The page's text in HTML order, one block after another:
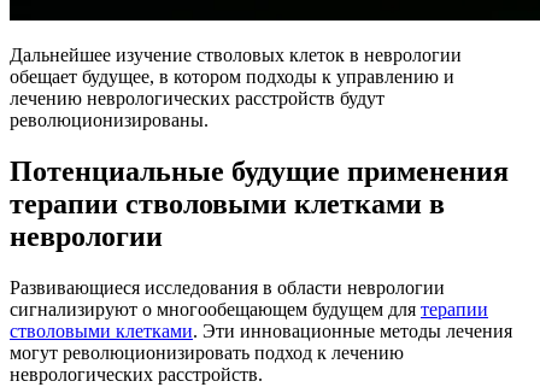
Дальнейшее изучение стволовых клеток в неврологии
обещает будущее, в котором подходы к управлению и
лечению неврологических расстройств будут
революционизированы.
Потенциальные будущие применения
терапии стволовыми клетками в
неврологии
Развивающиеся исследования в области неврологии
сигнализируют о многообещающем будущем для терапии
стволовыми клетками. Эти инновационные методы лечения
могут революционизировать подход к лечению
неврологических расстройств.